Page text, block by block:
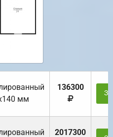
мм
136300
2017300